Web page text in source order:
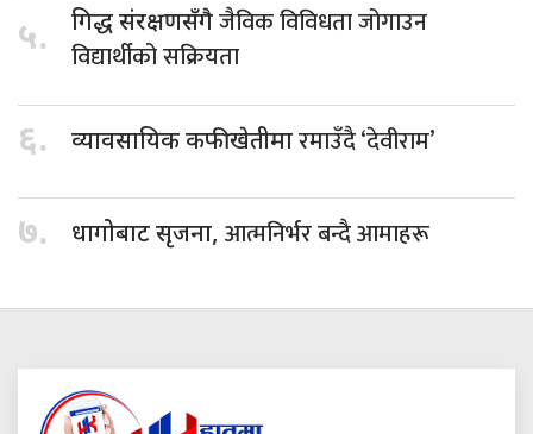
५. गिद्ध संरक्षणसँगैजैविक विविधता जोगाउन
विद्यार्थीको सक्रियता
६. व्यावसायिक कफीखेतीमारमाउँदै ‘देवीराम’
७. धागोबाट सृजना, आत्मनिर्भर बन्दै आमाहरू